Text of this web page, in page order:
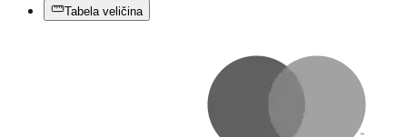
Tabela veličina